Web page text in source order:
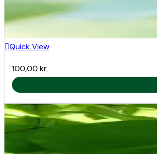
Dyrkningsvejledning
Lysforhold:
Jordtype:
Foretrækker dyb, veldrænet,
Plantning:
Plant i forår eller efterår på et
Regelmæssig vanding de første
Quick View
100,00 kr.